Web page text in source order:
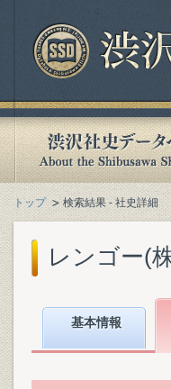
トップ 検索結果 - 社史詳細
レンゴー(
基本情報